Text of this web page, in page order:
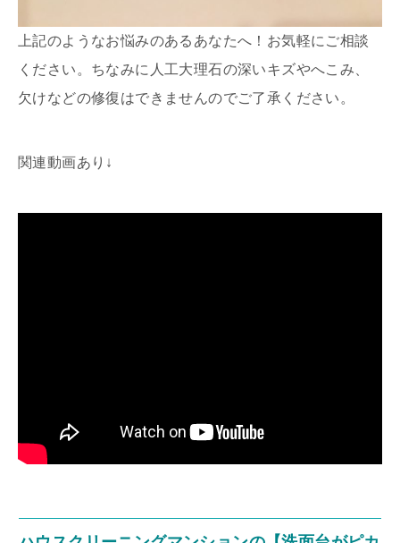
上記のようなお悩みのあるあなたへ！お気軽にご相談
ください。ちなみに人工大理石の深いキズやへこみ、
欠けなどの修復はできませんのでご了承ください。
関連動画あり↓